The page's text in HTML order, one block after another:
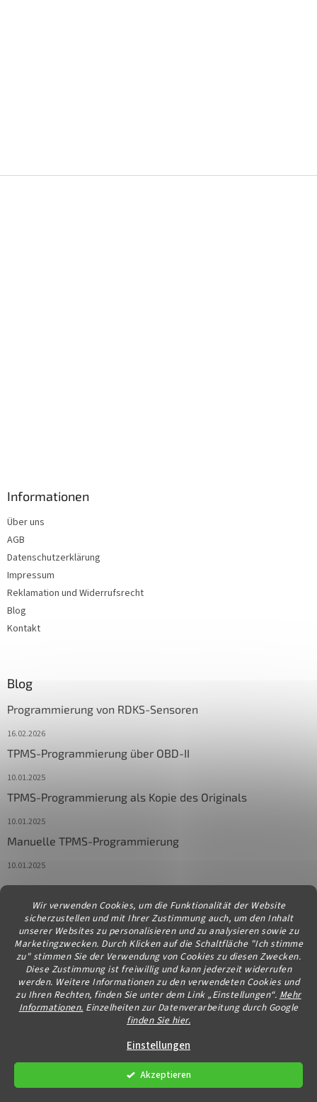
Wir verwenden Cookies, um die Funktionalität der Website
sicherzustellen und mit Ihrer Zustimmung auch, um den Inhalt
unserer Websites zu personalisieren und zu analysieren sowie zu
Marketingzwecken. Durch Klicken auf die Schaltfläche "Ich stimme
zu" stimmen Sie der Verwendung von Cookies zu diesen Zwecken.
Diese Zustimmung ist freiwillig und kann jederzeit widerrufen
werden. Weitere Informationen zu den verwendeten Cookies und
zu Ihren Rechten, finden Sie unter dem Link „Einstellungen“. Mehr
Informationen. Einzelheiten zur Datenverarbeitung durch Google
finden Sie hier.
Einstellungen
Akzeptieren
Informationen
Über uns
AGB
Datenschutzerklärung
Impressum
Reklamation und Widerrufsrecht
Blog
Kontakt
Blog
Programmierung von RDKS-Sensoren
16.02.2026
TPMS-Programmierung über OBD-II
10.01.2025
TPMS-Programmierung als Kopie des Originals
10.01.2025
Manuelle TPMS-Programmierung
10.01.2025
Kontakt
info@diagstore.at
Erstellt von Shoptet
Copyright 2026diagstore.at. Alle Rechte vorbehalten.Cookie-